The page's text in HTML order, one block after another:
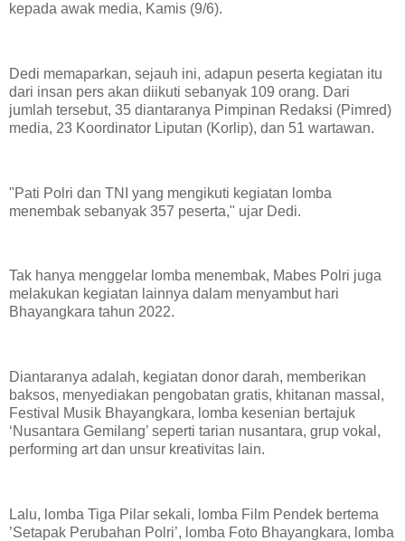
kepada awak media, Kamis (9/6).
Dedi memaparkan, sejauh ini, adapun peserta kegiatan itu
dari insan pers akan diikuti sebanyak 109 orang. Dari
jumlah tersebut, 35 diantaranya Pimpinan Redaksi (Pimred)
media, 23 Koordinator Liputan (Korlip), dan 51 wartawan.
"Pati Polri dan TNI yang mengikuti kegiatan lomba
menembak sebanyak 357 peserta," ujar Dedi.
Tak hanya menggelar lomba menembak, Mabes Polri juga
melakukan kegiatan lainnya dalam menyambut hari
Bhayangkara tahun 2022.
Diantaranya adalah, kegiatan donor darah, memberikan
baksos, menyediakan pengobatan gratis, khitanan massal,
Festival Musik Bhayangkara, lomba kesenian bertajuk
‘Nusantara Gemilang’ seperti tarian nusantara, grup vokal,
performing art dan unsur kreativitas lain.
Lalu, lomba Tiga Pilar sekali, lomba Film Pendek bertema
’Setapak Perubahan Polri’, lomba Foto Bhayangkara, lomba